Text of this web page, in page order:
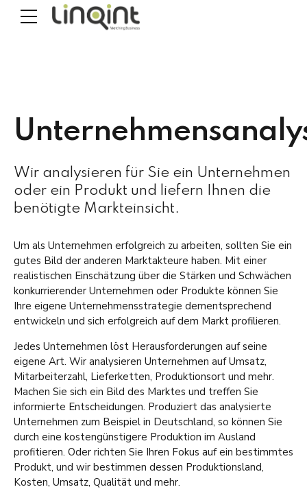
Wir analysieren für Sie ein Unternehmen
oder ein Produkt und liefern Ihnen die
benötigte Markteinsicht.
Um als Unternehmen erfolgreich zu arbeiten, sollten Sie ein
gutes Bild der anderen Marktakteure haben. Mit einer
realistischen Einschätzung über die Stärken und Schwächen
konkurrierender Unternehmen oder Produkte können Sie
Ihre eigene Unternehmensstrategie dementsprechend
entwickeln und sich erfolgreich auf dem Markt profilieren.
Jedes Unternehmen löst Herausforderungen auf seine
eigene Art. Wir analysieren Unternehmen auf Umsatz,
Mitarbeiterzahl, Lieferketten, Produktionsort und mehr.
Machen Sie sich ein Bild des Marktes und treffen Sie
informierte Entscheidungen. Produziert das analysierte
Unternehmen zum Beispiel in Deutschland, so können Sie
durch eine kostengünstigere Produktion im Ausland
profitieren. Oder richten Sie Ihren Fokus auf ein bestimmtes
Produkt, und wir bestimmen dessen Produktionsland,
Kosten, Umsatz, Qualität und mehr.